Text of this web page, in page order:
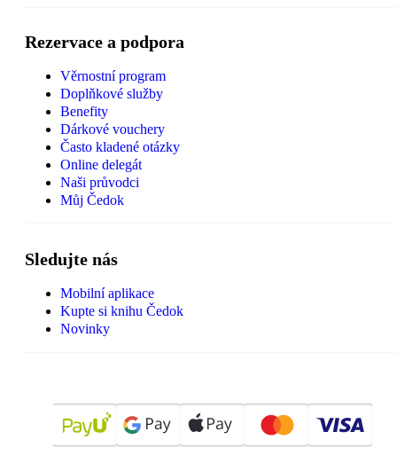
Rezervace a podpora
Věrnostní program
Doplňkové služby
Benefity
Dárkové vouchery
Často kladené otázky
Online delegát
Naši průvodci
Můj Čedok
Sledujte nás
Mobilní aplikace
Kupte si knihu Čedok
Novinky